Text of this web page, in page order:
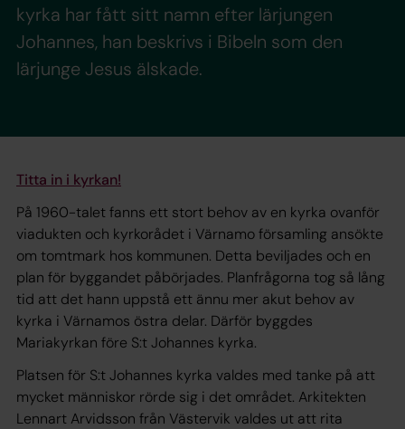
kyrka har fått sitt namn efter lärjungen
Johannes, han beskrivs i Bibeln som den
lärjunge Jesus älskade.
Titta in i kyrkan!
På 1960-talet fanns ett stort behov av en kyrka ovanför
viadukten och kyrkorådet i Värnamo församling ansökte
om tomtmark hos kommunen. Detta beviljades och en
plan för byggandet påbörjades. Planfrågorna tog så lång
tid att det hann uppstå ett ännu mer akut behov av
kyrka i Värnamos östra delar. Därför byggdes
Mariakyrkan före S:t Johannes kyrka.
Platsen för S:t Johannes kyrka valdes med tanke på att
mycket människor rörde sig i det området. Arkitekten
Lennart Arvidsson från Västervik valdes ut att rita